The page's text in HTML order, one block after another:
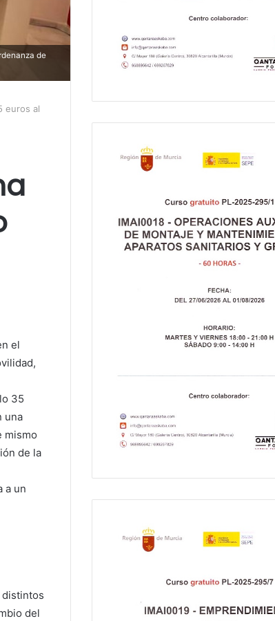
de
euros al
el
35
una
mismo
de la
a un
distintos
del